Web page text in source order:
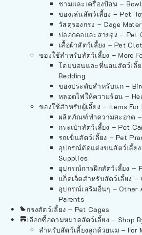
ชามและเครื่องป้อน –
ของเล่นสัตว์เลี้ยง – Pet
วัสดุรองกรง – Cage
ปลอกคอและสายจูง – Pet
เสื้อผ้าสัตว์เลี้ยง – Pet
ของใช้สำหรับสัตว์เลี้ยง – More
โดมนอนและที่นอนสัตว์เลี้
Bedding
ของประดับสำหรับนก –
หลอดไฟให้ความร้อน –
ของใช้สำหรับผู้เลี้ยง – Items For
ผลิตภัณฑ์ทำความสะอาด
กระเป๋าสัตว์เลี้ยง – Pet
รถเข็นสัตว์เลี้ยง – Pet
อุปกรณ์ตัดแต่งขนสัตว์เลี้ยง
Supplies
อุปกรณ์การฝึกสัตว์เลี้ยง –
แก็ดเจ็ตสำหรับสัตว์เลี้ยง –
อุปกรณ์เสริมอื่นๆ – Other
Parents
กรงสัตว์เลี้ยง – Pet Cages
เลือกซื้อตามหมวดสัตว์เลี้ยง – Shop
สำหรับสัตว์เลี้ยงลูกด้วยนม – For